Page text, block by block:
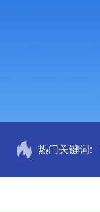
热门关键词: